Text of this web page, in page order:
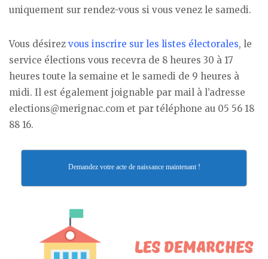
uniquement sur rendez-vous si vous venez le samedi.
Vous désirez vous inscrire sur les listes électorales, le
service élections vous recevra de 8 heures 30 à 17
heures toute la semaine et le samedi de 9 heures à
midi. Il est également joignable par mail à l’adresse
elections@merignac.com et par téléphone au 05 56 18
88 16.
Demandez votre acte de naissance maintenant !